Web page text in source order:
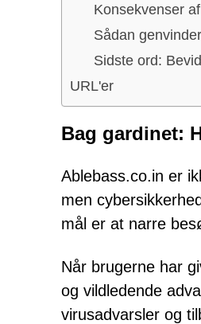
Konsekvenser
Sådan
Sidste ord:
URL'er
Bag gardinet:
Ablebass.co.in er
men
mål er at narre
Når brugerne har
og vildledende
virusadvarsler og